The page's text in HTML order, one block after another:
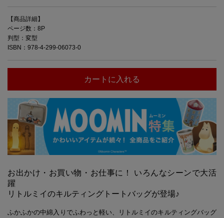
【商品詳細】
ページ数：8P
判型：変型
ISBN：978-4-299-06073-0
カートに入れる
お出かけ・お買い物・お仕事に！ いろんなシーンで大活
躍
リトルミイのキルティングトートバッグが登場♪
ふかふかの中綿入りでふわっと軽い、リトルミイのキルティングバッグ